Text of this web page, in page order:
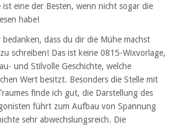
ist eine der Besten, wenn nicht sogar die
habe!
dass du dir die Mühe machst
schreiben! Das ist keine 0815-Wixvorlage,
und Stilvolle Geschichte, welche
Wert besitzt. Besonders die Stelle mit
finde ich gut, die Darstellung des
führt zum Aufbau von Spannung
sehr abwechslungsreich. Die